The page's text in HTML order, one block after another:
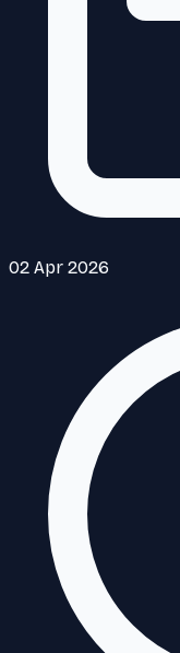
02 Apr 2026